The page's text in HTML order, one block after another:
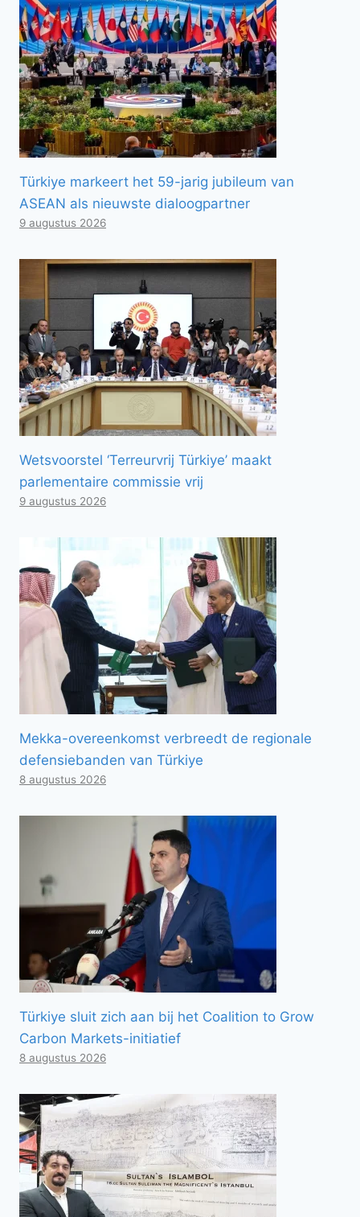
Türkiye markeert het 59-jarig jubileum van
ASEAN als nieuwste dialoogpartner
9 augustus 2026
Wetsvoorstel ‘Terreurvrij Türkiye’ maakt
parlementaire commissie vrij
9 augustus 2026
Mekka-overeenkomst verbreedt de regionale
defensiebanden van Türkiye
8 augustus 2026
Türkiye sluit zich aan bij het Coalition to Grow
Carbon Markets-initiatief
8 augustus 2026